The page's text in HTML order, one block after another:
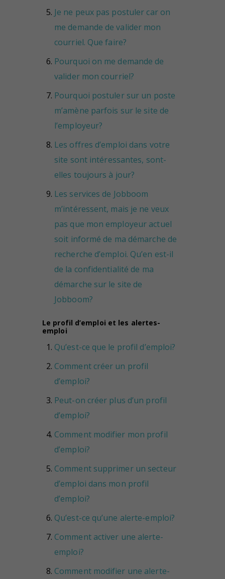
Je ne peux pas postuler car on
me demande de valider mon
courriel. Que faire?
Pourquoi on me demande de
valider mon courriel?
Pourquoi postuler sur un poste
m’amène parfois sur le site de
l’employeur?
Les offres d’emploi dans votre
site sont intéressantes, sont-
elles toujours à jour?
Les services de Jobboom
m’intéressent, mais je ne veux
pas que mon employeur actuel
soit informé de ma démarche de
recherche d’emploi. Qu’en est-il
de la confidentialité de ma
démarche sur le site de
Jobboom?
Le profil d’emploi et les alertes-
emploi
Qu’est-ce que le profil d’emploi?
Comment créer un profil
d’emploi?
Peut-on créer plus d’un profil
d’emploi?
Comment modifier mon profil
d’emploi?
Comment supprimer un secteur
d’emploi dans mon profil
d’emploi?
Qu’est-ce qu’une alerte-emploi?
Comment activer une alerte-
emploi?
Comment modifier une alerte-